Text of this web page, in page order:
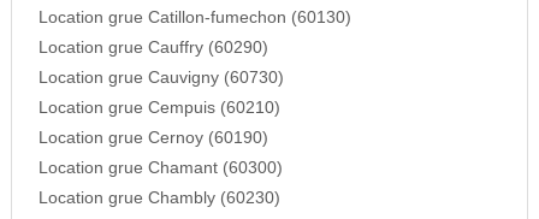
Location grue Catillon-fumechon (60130)
Location grue Cauffry (60290)
Location grue Cauvigny (60730)
Location grue Cempuis (60210)
Location grue Cernoy (60190)
Location grue Chamant (60300)
Location grue Chambly (60230)